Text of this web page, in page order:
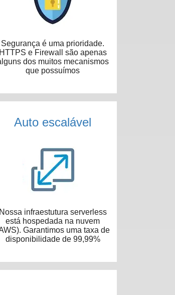
Segurança é uma prioridade.
HTTPS e Firewall são apenas
dos muitos mecanismos
que possuímos
Auto escalável
Nossa infraestutura serverless
está hospedada na nuvem
Garantimos uma taxa de
disponibilidade de 99,99%